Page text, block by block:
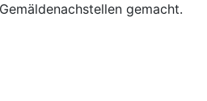
gemacht.